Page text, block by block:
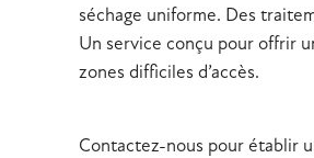
séchage uniforme. Des
Un service conçu pour offrir
zones difficiles d’accès.
Contactez-nous pour établir